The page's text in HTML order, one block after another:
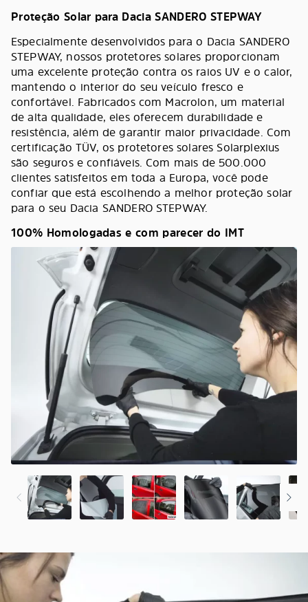
Proteção Solar para Dacia SANDERO STEPWAY
Especialmente desenvolvidos para o Dacia SANDERO
STEPWAY, nossos protetores solares proporcionam
uma excelente proteção contra os raios UV e o calor,
mantendo o interior do seu veículo fresco e
confortável. Fabricados com Macrolon, um material
de alta qualidade, eles oferecem durabilidade e
resistência, além de garantir maior privacidade. Com
certificação TÜV, os protetores solares Solarplexius
são seguros e confiáveis. Com mais de 500.000
clientes satisfeitos em toda a Europa, você pode
confiar que está escolhendo a melhor proteção solar
para o seu Dacia SANDERO STEPWAY.
100% Homologadas e com parecer do IMT